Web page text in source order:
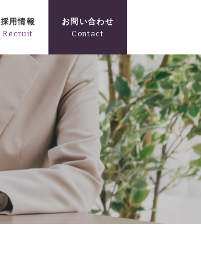
採用情報 お問い合わせ